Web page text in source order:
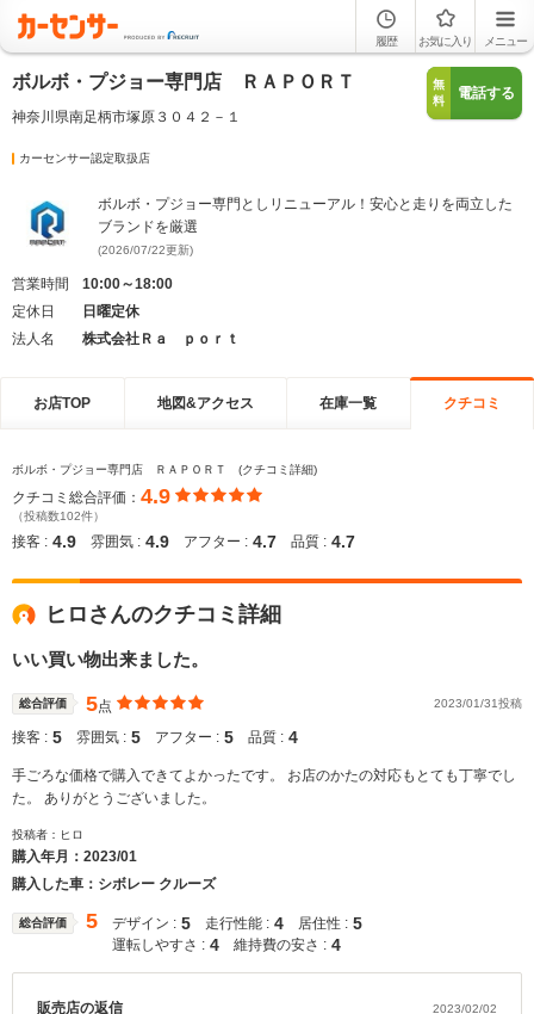
履歴 お気に入り メニュー
ボルボ・プジョー専門店 ＲＡＰＯＲＴ
神奈川県南足柄市塚原３０４２－１
無
料
電話する
カーセンサー認定取扱店
ボルボ・プジョー専門としリニューアル！安心と走りを両立した
ブランドを厳選
(2026/07/22更新)
営業時間
10:00～18:00
定休日
日曜定休
法人名
株式会社Ｒａ ｐｏｒｔ
お店TOP 地図&アクセス 在庫一覧 クチコミ
ボルボ・プジョー専門店 ＲＡＰＯＲＴ (クチコミ詳細)
クチコミ総合評価： 4.9
（投稿数102件）
接客 : 4.9 雰囲気 : 4.9 アフター : 4.7 品質 : 4.7
ヒロさんのクチコミ詳細
いい買い物出来ました。
総合評価 5点 2023/01/31投稿
接客 : 5 雰囲気 : 5 アフター : 5 品質 : 4
手ごろな価格で購入できてよかったです。 お店のかたの対応もとても丁寧でし
た。 ありがとうございました。
投稿者：ヒロ
購入年月： 2023/01
購入した車：シボレー クルーズ
総合評価 5 デザイン : 5 走行性能 : 4 居住性 : 5
運転しやすさ : 4 維持費の安さ : 4
販売店の返信 2023/02/02